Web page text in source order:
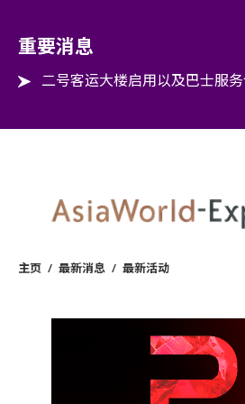
重要消息
二号客运大楼启用以及巴士服
主页 / 最新消息 / 最新活动